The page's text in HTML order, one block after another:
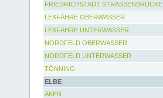
FRIEDRICHSTADT STRASSENBRÜCKE
LEXFÄHRE OBERWASSER
LEXFÄHRE UNTERWASSER
NORDFELD OBERWASSER
NORDFELD UNTERWASSER
TÖNNING
ELBE
AKEN